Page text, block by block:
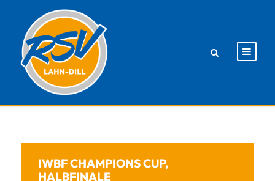
IWBF CHAMPIONS CUP,
HALBFINALE